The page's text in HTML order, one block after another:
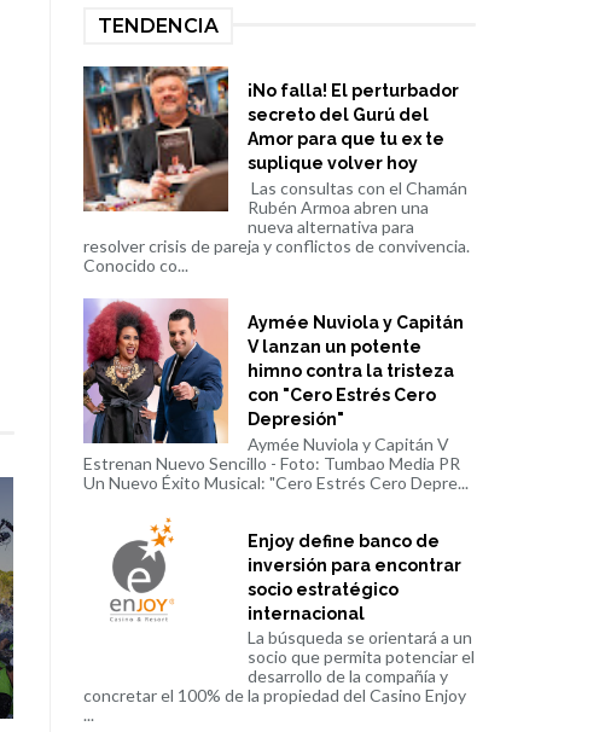
TENDENCIA
¡No falla! El perturbador
secreto del Gurú del
Amor para que tu ex te
suplique volver hoy
Las consultas con el Chamán
Rubén Armoa abren una
nueva alternativa para
resolver crisis de pareja y conflictos de convivencia.
Conocido co...
Aymée Nuviola y Capitán
V lanzan un potente
himno contra la tristeza
con "Cero Estrés Cero
Depresión"
Aymée Nuviola y Capitán V
Estrenan Nuevo Sencillo - Foto: Tumbao Media PR
Un Nuevo Éxito Musical: "Cero Estrés Cero Depre...
Enjoy define banco de
inversión para encontrar
socio estratégico
internacional
La búsqueda se orientará a un
socio que permita potenciar el
desarrollo de la compañía y
concretar el 100% de la propiedad del Casino Enjoy
...